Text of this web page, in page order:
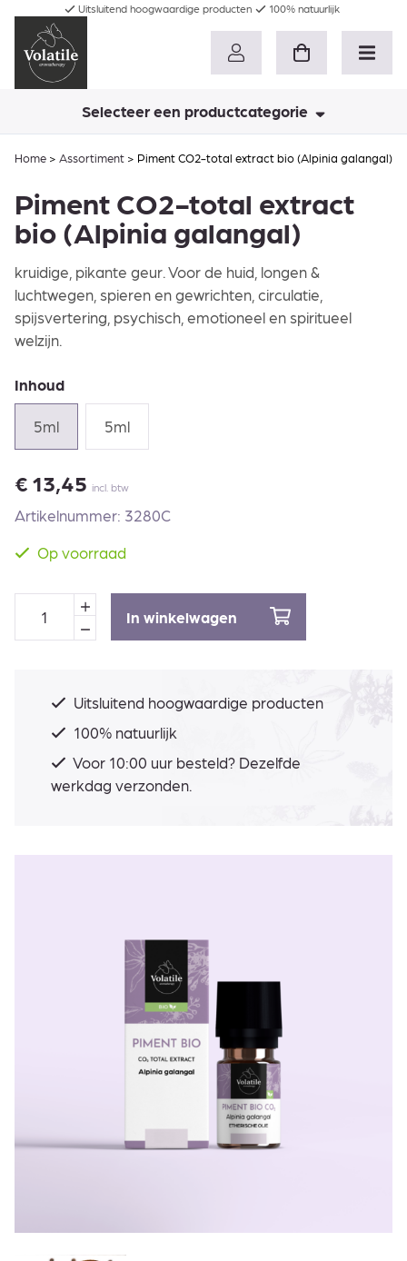
Uitsluitend hoogwaardige producten 100% natuurlijk
Selecteer een productcategorie
Home > Assortiment > Piment CO2-total extract bio (Alpinia galangal)
Piment CO2-total extract
bio (Alpinia galangal)
kruidige, pikante geur. Voor de huid, longen &
luchtwegen, spieren en gewrichten, circulatie,
spijsvertering, psychisch, emotioneel en spiritueel
welzijn.
Inhoud
5ml 5ml
€ 13,45 incl. btw
Artikelnummer: 3280C
Op voorraad
In winkelwagen
Uitsluitend hoogwaardige producten
100% natuurlijk
Voor 10:00 uur besteld? Dezelfde
werkdag verzonden.